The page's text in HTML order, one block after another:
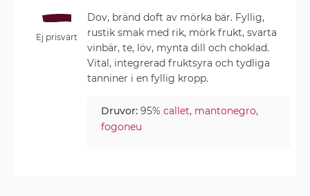
Ej prisvärt
Dov, bränd doft av mörka bär. Fyllig,
rustik smak med rik, mörk frukt, svarta
vinbär, te, löv, mynta dill och choklad.
Vital, integrerad fruktsyra och tydliga
tanniner i en fyllig kropp.
Druvor: 95%callet, mantonegro,
fogoneu